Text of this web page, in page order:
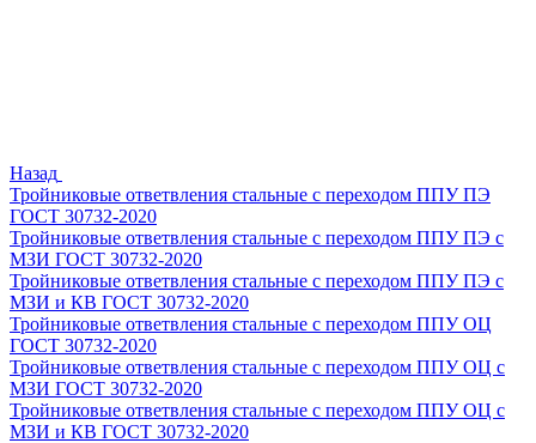
Назад
Тройниковые ответвления стальные с переходом ППУ ПЭ
ГОСТ 30732-2020
Тройниковые ответвления стальные с переходом ППУ ПЭ с
МЗИ ГОСТ 30732-2020
Тройниковые ответвления стальные с переходом ППУ ПЭ с
МЗИ и КВ ГОСТ 30732-2020
Тройниковые ответвления стальные с переходом ППУ ОЦ
ГОСТ 30732-2020
Тройниковые ответвления стальные с переходом ППУ ОЦ с
МЗИ ГОСТ 30732-2020
Тройниковые ответвления стальные с переходом ППУ ОЦ с
МЗИ и КВ ГОСТ 30732-2020